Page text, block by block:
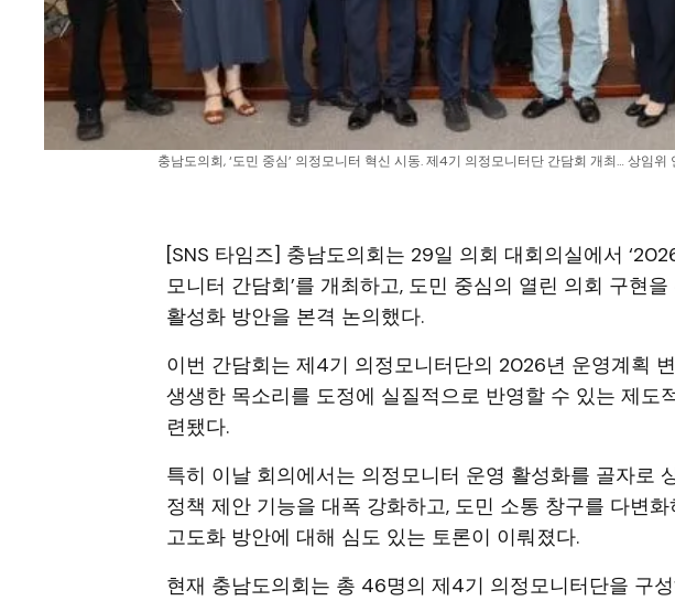
충남도의회, ‘도민 중심’ 의정모니터 혁신 시동. 제4기 의정모니터단 간담회 개최… 상임
[SNS 타임즈] 충남도의회는 29일 의회 대회의실에서
모니터 간담회’를 개최하고, 도민 중심의 열린 의회 구현
활성화 방안을 본격 논의했다.
이번 간담회는 제4기 의정모니터단의 2026년 운영계획
생생한 목소리를 도정에 실질적으로 반영할 수 있는 제도
련됐다.
특히 이날 회의에서는 의정모니터 운영 활성화를 골자로
정책 제안 기능을 대폭 강화하고, 도민 소통 창구를 다변
고도화 방안에 대해 심도 있는 토론이 이뤄졌다.
현재 충남도의회는 총 46명의 제4기 의정모니터단을 구